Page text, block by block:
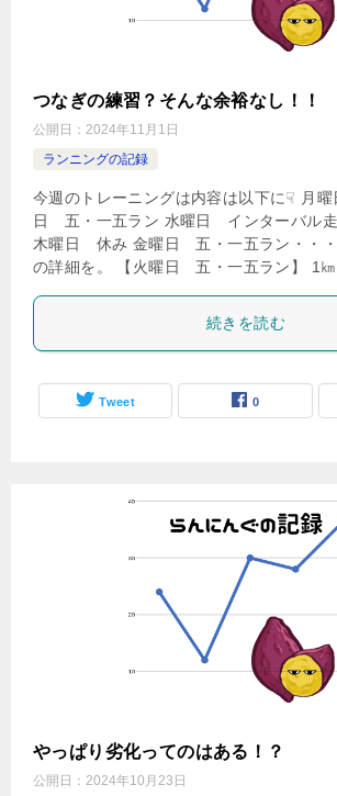
つなぎの練習？そんな余裕なし！！
公開日： 2024年11月1日
ランニングの記録
今週のトレーニングは内容は以下に☟ 月
日 五・一五ラン 水曜日 インターバル
木曜日 休み 金曜日 五・一五ラン・・・
の詳細を。 【火曜日 五・一五ラン】
続きを読む
Tweet 0
やっぱり劣化ってのはある！？
公開日： 2024年10月23日